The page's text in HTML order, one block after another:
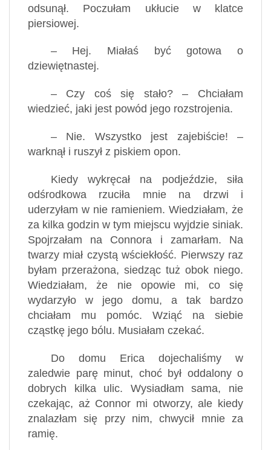
odsunął. Poczułam ukłucie w klatce
piersiowej.
– Hej. Miałaś być gotowa o
dziewiętnastej.
– Czy coś się stało? – Chciałam
wiedzieć, jaki jest powód jego rozstrojenia.
– Nie. Wszystko jest zajebiście! –
warknął i ruszył z piskiem opon.
Kiedy wykręcał na podjeździe, siła
odśrodkowa rzuciła mnie na drzwi i
uderzyłam w nie ramieniem. Wiedziałam, że
za kilka godzin w tym miejscu wyjdzie siniak.
Spojrzałam na Connora i zamarłam. Na
twarzy miał czystą wściekłość. Pierwszy raz
byłam przerażona, siedząc tuż obok niego.
Wiedziałam, że nie opowie mi, co się
wydarzyło w jego domu, a tak bardzo
chciałam mu pomóc. Wziąć na siebie
cząstkę jego bólu. Musiałam czekać.
Do domu Erica dojechaliśmy w
zaledwie parę minut, choć był oddalony o
dobrych kilka ulic. Wysiadłam sama, nie
czekając, aż Connor mi otworzy, ale kiedy
znalazłam się przy nim, chwycił mnie za
ramię.